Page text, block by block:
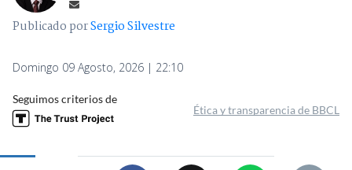
Publicado porSergio Silvestre
Domingo 09 Agosto, 2026 | 22:10
Seguimos criterios de
Ética y transparencia de BBCL